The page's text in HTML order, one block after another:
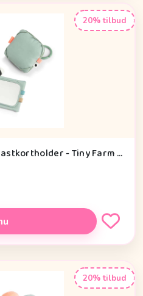
20% tilbud
Done by Deer Baby Kontrastkortholder - Tiny Farm - Grøn
20% tilbud